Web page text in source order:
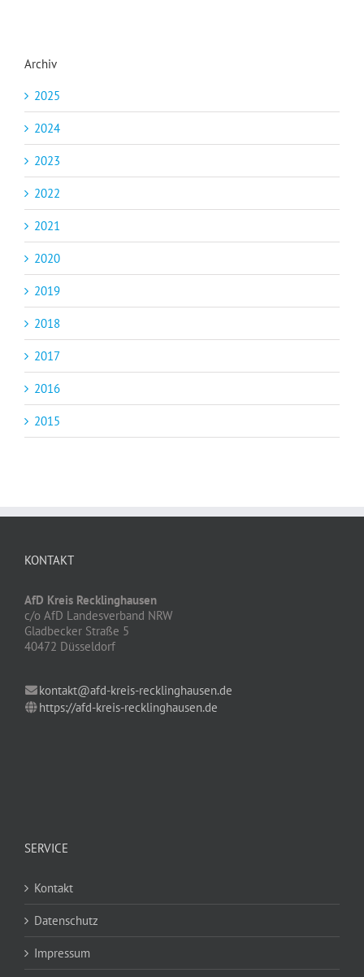
Archiv
2025
2024
2023
2022
2021
2020
2019
2018
2017
2016
2015
KONTAKT
AfD Kreis Recklinghausen
c/o AfD Landesverband NRW
Gladbecker Straße 5
40472 Düsseldorf
kontakt@afd-kreis-recklinghausen.de
https://afd-kreis-recklinghausen.de
SERVICE
Kontakt
Datenschutz
Impressum